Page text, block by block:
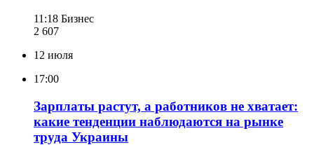
11:18 Бизнес
2 607
12 июля
17:00
Зарплаты растут, а работников не хватает:
какие тенденции наблюдаются на рынке
труда Украины